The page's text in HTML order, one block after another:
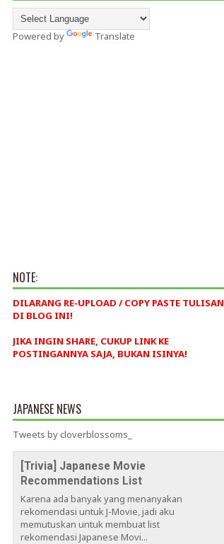
Powered by Translate
NOTE:
DILARANG RE-UPLOAD / COPY PASTE TULISAN
DI BLOG INI!
JIKA INGIN SHARE, CUKUP LINK KE
POSTINGANNYA SAJA, BUKAN ISINYA!
JAPANESE NEWS
Tweets by cloverblossoms_
[Trivia] Japanese Movie
Recommendations List
Karena ada banyak yang menanyakan
rekomendasi untuk J-Movie, jadi aku
memutuskan untuk membuat list
rekomendasi Japanese Movi...